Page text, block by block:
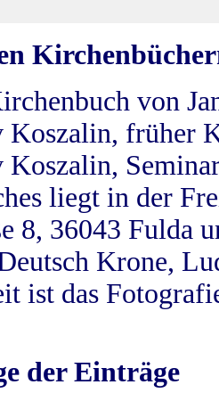
von
Koszalin, früher
Koszalin,
liegt in der
8, 36043 Fulda
Krone,
ist das
der Einträge